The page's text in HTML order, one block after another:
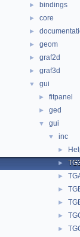
► bindings
► core
►
► geom
► graf2d
► graf3d
▼ gui
► fitpanel
► ged
▼ gui
▼ inc
►
►
►
►
►
►
►